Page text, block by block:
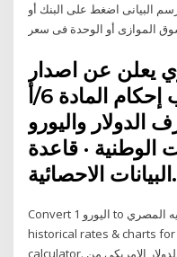
البيانى اضغط على البنك أو
الموازى أو الوحدة فى سعر
يعلن عن اصدار
عملة فئة 200. بموجب إحكام المادة 6/أ
صرف الدولار واليورو
الوطنية · قاعدة
البيانات الاحصائية.
Convert 1 اليورو to الجنيه المصري. Get live exchange rates,
historical rates & charts for
calculator. ارتفع زوج الجنية الاسترليني مقابل الدولار الامريكي من